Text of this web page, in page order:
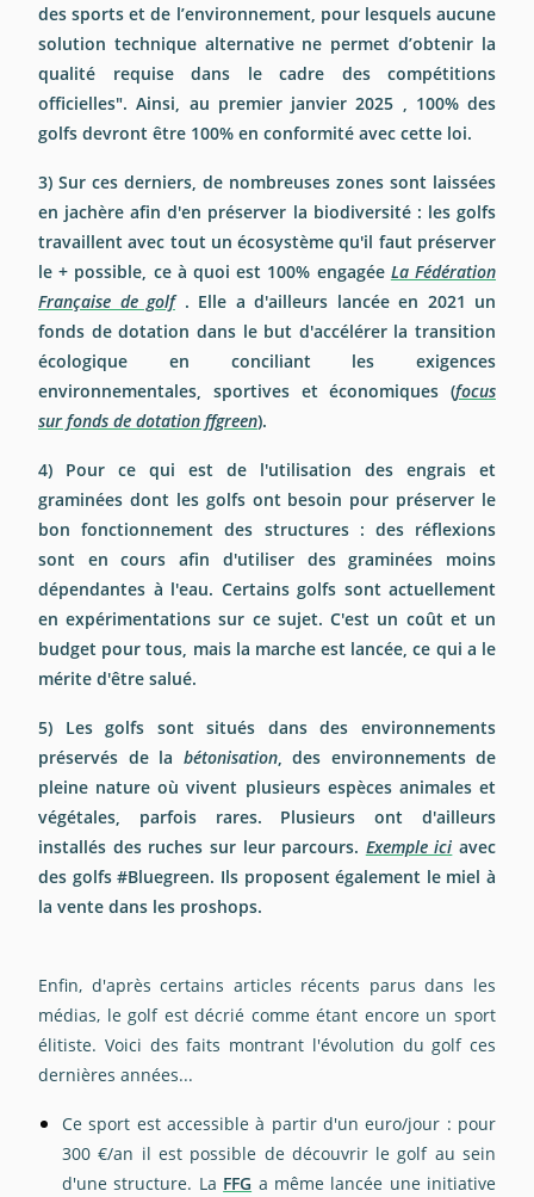
des sports et de l’environnement, pour lesquels aucune
solution technique alternative ne permet d’obtenir la
qualité requise dans le cadre des compétitions
officielles".Ainsi, au premier janvier 2025 , 100% des
golfs devront être 100% en conformité avec cette loi.
3) Sur ces derniers, de nombreuses zones sont laissées
en jachère afin d'en préserver la biodiversité : les golfs
travaillent avec tout un écosystème qu'il faut préserver
le + possible, ce à quoi est 100% engagée La Fédération
Française de golf. Elle a d'ailleurs lancée en 2021 un
fonds de dotation dans le but d'accélérer la transition
écologique en conciliant les exigences
environnementales, sportives et économiques (focus
sur fonds de dotation ffgreen).
4) Pour ce qui est de l'utilisation des engrais et
graminées dont les golfs ont besoin pour préserver le
bon fonctionnement des structures : des réflexions
sont en cours afin d'utiliser desgraminées moins
dépendantes à l'eau. Certains golfs sont actuellement
en expérimentations sur ce sujet. C'est un coût et un
budget pour tous, mais la marche est lancée,ce qui a le
mérite d'être salué.
5) Les golfs sont situés dans des environnements
préservés de la bétonisation, des environnements de
pleine nature où vivent plusieurs espèces animales et
végétales, parfois rares. Plusieurs ont d'ailleurs
installés des ruches sur leur parcours. Exemple ici avec
des golfs#Bluegreen. Ils proposent également le miel à
la vente dans les proshops.
Enfin, d'après certains articles récents parus dans les
médias, le golf est décrié comme étant encore un sport
élitiste. Voici des faits montrant l'évolution du golf ces
dernières années...
Ce sport est accessible à partir d'un euro/jour : pour
300 €/an il est possible de découvrir le golf au sein
d'une structure. La FFG a même lancée une initiative